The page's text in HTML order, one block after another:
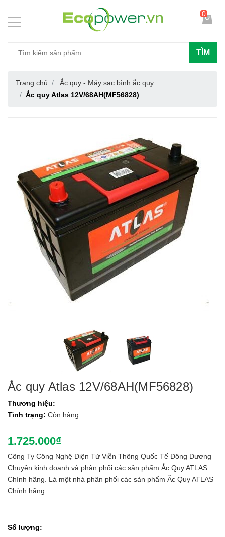
TÌM
0
Trang chủ
Ắc quy - Máy sạc bình ắc quy
Ắc quy Atlas 12V/68AH(MF56828)
Ắc quy Atlas 12V/68AH(MF56828)
Thương hiệu:
Tình trạng: Còn hàng
1.725.000₫
Công Ty Công Nghệ Điện Tử Viễn Thông Quốc Tế Đông Dương
Chuyên kinh doanh và phân phối các sản phẩm Ắc Quy ATLAS
Chính hãng. Là một nhà phân phối các sản phẩm Ắc Quy ATLAS
Chính hãng
Số lượng: